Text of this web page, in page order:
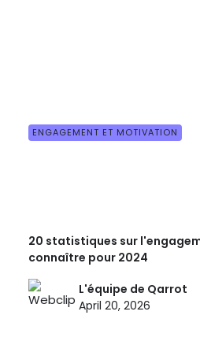
ENGAGEMENT ET MOTIVATION
20 statistiques sur
connaître pour 2024
L'équipe de Qarrot
April 20, 2026